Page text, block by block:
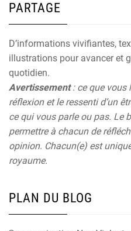
PARTAGE
D’informations vivifiantes,
illustrations pour avancer et
quotidien.
Avertissement: ce que vous
réflexion et le ressenti d’un
ce qui vous parle ou pas. Le
permettre à chacun de
opinion. Chacun(e) est
royaume.
PLAN DU BLOG